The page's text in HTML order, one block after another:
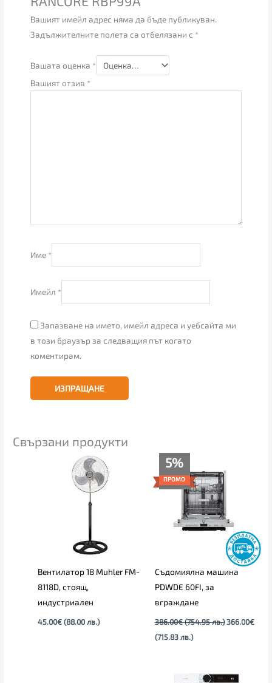
Вашият имейл адрес няма да бъде публикуван.
Задължителните полета са отбелязани с *
Вашата оценка *
Вашият отзив *
Име *
Имейл *
Запазване на името, имейл адреса и уебсайта ми
в този браузър за следващия път когато
коментирам.
Свързани продукти
Вентилатор 18 Muhler FM-
8118D, стоящ,
индустриален
45.00€ (88.00 лв.)
5%
ПРОМО
Съдомиялна машина
PDWDE 60FI, за
вграждане
386.00€ (754.95 лв.) 366.00€
(715.83 лв.)
е:
366.00€
(715.83
лв.).